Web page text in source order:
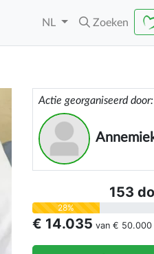
NL Zoeken
Actie georganiseerd door:
153
28%
€ 14.035 van € 50.000